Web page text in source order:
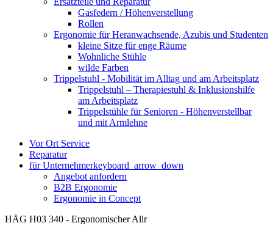
Gasfedern / Höhenverstellung
Rollen
Ergonomie für Heranwachsende, Azubis und Studenten
kleine Sitze für enge Räume
Wohnliche Stühle
wilde Farben
Trippelstuhl - Mobilität im Alltag und am Arbeitsplatz
Trippelstuhl – Therapiestuhl & Inklusionshilfe
am Arbeitsplatz
Trippelstühle für Senioren - Höhenverstellbar
und mit Armlehne
Vor Ort Service
Reparatur
für Unternehmerkeyboard_arrow_down
Angebot anfordern
B2B Ergonomie
Ergonomie in Concept
HÅG H03 340 - Ergonomischer Allr